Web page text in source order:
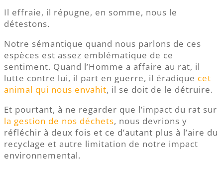
Il effraie, il répugne, en somme, nous le
détestons.
Notre sémantique quand nous parlons de ces
espèces est assez emblématique de ce
sentiment. Quand l’Homme a affaire au rat, il
lutte contre lui, il part en guerre, il éradique cet
animal qui nous envahit, il se doit de le détruire.
Et pourtant, à ne regarder que l’impact du rat sur
la gestion de nos déchets, nous devrions y
réfléchir à deux fois et ce d’autant plus à l’aire du
recyclage et autre limitation de notre impact
environnemental.